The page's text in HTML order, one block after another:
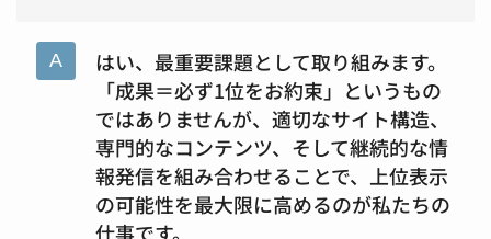
はい、最重要課題として取り組みます。
「成果＝必ず1位をお約束」というもの
ではありませんが、適切なサイト構造、
専門的なコンテンツ、そして継続的な情
報発信を組み合わせることで、上位表示
の可能性を最大限に高めるのが私たちの
仕事です。